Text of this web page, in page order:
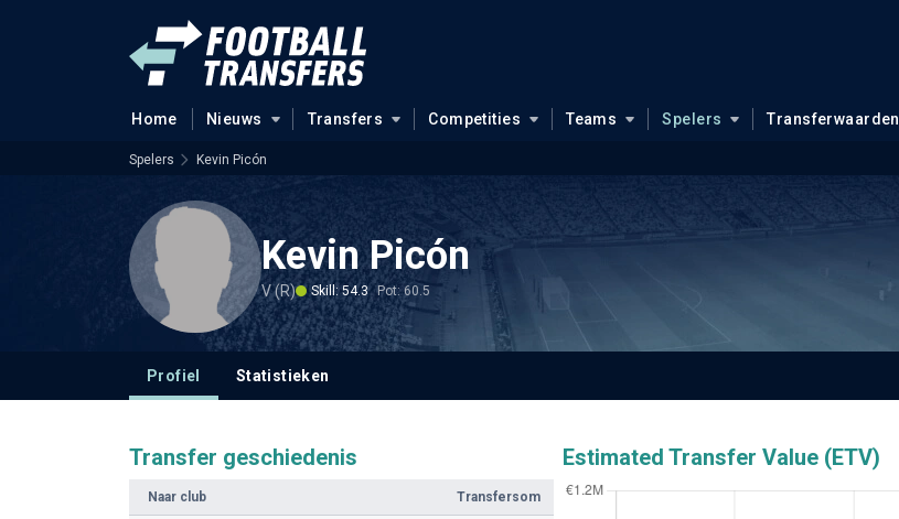
Home Nieuws Transfers Competities Teams Spelers Transferwaarden
Spelers Kevin Picón
Kevin Picón
V (R) Skill: 54.3 Pot: 60.5
Profiel Statistieken
Transfer geschiedenis
Naar club Transfersom
Estimated Transfer Value (ETV)